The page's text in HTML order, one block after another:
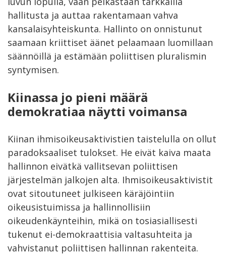
hallitusta ja auttaa rakentamaan vahva
kansalaisyhteiskunta. Hallinto on onnistunut
saamaan kriittiset äänet pelaamaan luomillaan
säännöillä ja estämään poliittisen pluralismin
syntymisen.
Kiinassa jo pieni määrä
demokratiaa näytti voimansa
Kiinan ihmisoikeusaktivistien taistelulla on ollut
paradoksaaliset tulokset. He eivät kaiva maata
hallinnon eivätkä vallitsevan poliittisen
järjestelmän jalkojen alta. Ihmisoikeusaktivistit
ovat sitoutuneet julkiseen käräjöintiin
oikeusistuimissa ja hallinnollisiin
oikeudenkäynteihin, mikä on tosiasiallisesti
tukenut ei-demokraattisia valtasuhteita ja
vahvistanut poliittisen hallinnan rakenteita.